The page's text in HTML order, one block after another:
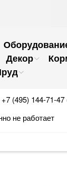
Декор
(495) 144-71-
не работает